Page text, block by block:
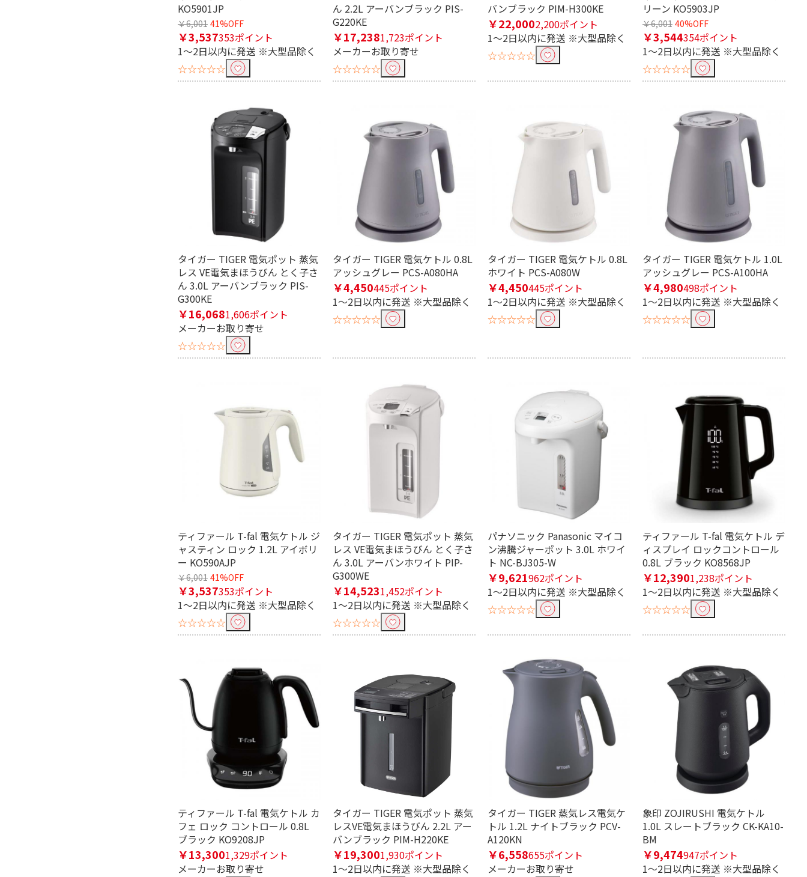
KO5901JP
￥6,001 41%OFF
￥3,537353ポイント
1～2日以内に発送 ※大型品除く
☆☆☆☆☆
ん 2.2L アーバンブラック PIS-
G220KE
￥17,2381,723ポイント
メーカーお取り寄せ
☆☆☆☆☆
バンブラック PIM-H300KE
￥22,0002,200ポイント
1～2日以内に発送 ※大型品除く
☆☆☆☆☆
リーン KO5903JP
￥6,001 40%OFF
￥3,544354ポイント
1～2日以内に発送 ※大型品除く
☆☆☆☆☆
タイガー TIGER 電気ポット 蒸気
レス VE電気まほうびん とく子さ
ん 3.0L アーバンブラック PIS-
G300KE
￥16,0681,606ポイント
メーカーお取り寄せ
☆☆☆☆☆
タイガー TIGER 電気ケトル 0.8L
アッシュグレー PCS-A080HA
￥4,450445ポイント
1～2日以内に発送 ※大型品除く
☆☆☆☆☆
タイガー TIGER 電気ケトル 0.8L
ホワイト PCS-A080W
￥4,450445ポイント
1～2日以内に発送 ※大型品除く
☆☆☆☆☆
タイガー TIGER 電気ケトル 1.0L
アッシュグレー PCS-A100HA
￥4,980498ポイント
1～2日以内に発送 ※大型品除く
☆☆☆☆☆
ティファール T-fal 電気ケトル ジ
ャスティン ロック 1.2L アイボリ
ー KO590AJP
￥6,001 41%OFF
￥3,537353ポイント
1～2日以内に発送 ※大型品除く
☆☆☆☆☆
タイガー TIGER 電気ポット 蒸気
レス VE電気まほうびん とく子さ
ん 3.0L アーバンホワイト PIP-
G300WE
￥14,5231,452ポイント
1～2日以内に発送 ※大型品除く
☆☆☆☆☆
パナソニック Panasonic マイコ
ン沸騰ジャーポット 3.0L ホワイ
ト NC-BJ305-W
￥9,621962ポイント
1～2日以内に発送 ※大型品除く
☆☆☆☆☆
ティファール T-fal 電気ケトル デ
ィスプレイ ロックコントロール
0.8L ブラック KO8568JP
￥12,3901,238ポイント
1～2日以内に発送 ※大型品除く
☆☆☆☆☆
ティファール T-fal 電気ケトル カ
フェ ロック コントロール 0.8L
ブラック KO9208JP
￥13,3001,329ポイント
メーカーお取り寄せ
タイガー TIGER 電気ポット 蒸気
レスVE電気まほうびん 2.2L アー
バンブラック PIM-H220KE
￥19,3001,930ポイント
1～2日以内に発送 ※大型品除く
タイガー TIGER 蒸気レス電気ケ
トル 1.2L ナイトブラック PCV-
A120KN
￥6,558655ポイント
メーカーお取り寄せ
象印 ZOJIRUSHI 電気ケトル
1.0L スレートブラック CK-KA10-
BM
￥9,474947ポイント
1～2日以内に発送 ※大型品除く
蒸気セーブ/カット機能で絞り込む
給湯タイプで絞り込む
電動式
蒸気レス/セーブ機能で絞り込む
蒸気セーブ機能つき
蒸気レス/蒸気セーブ
機能なし
沸騰までの時間（満水時）で絞り込む
約21～25分 約26～30分 約31～35分
コードレス給湯で絞り込む
コードレス給湯対応 コードレス給湯非対応
空炊き防止機能で絞り込む
カルキ飛ばし機能無
給湯量表示有 給湯量表示無
少量給湯で絞り込む
少量給湯有 少量給湯無
自動給湯ロック機能で絞り込む
目盛付き窓で絞り込む
クエン酸洗浄対応で絞り込む
フッ素加工で絞り込む